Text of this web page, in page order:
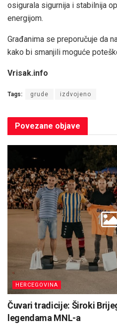
osigurala sigurnija i stabilnija
energijom.
Građanima se preporučuje da
kako bi smanjili moguće
Vrisak.info
Tags: grude izdvojeno
Povezane objave
HERCEGOVINA
Čuvari tradicije: Široki
legendama MNL-a